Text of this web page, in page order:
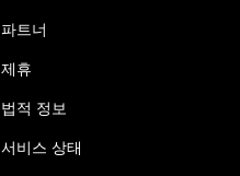
파트너
제휴
법적 정보
서비스 상태